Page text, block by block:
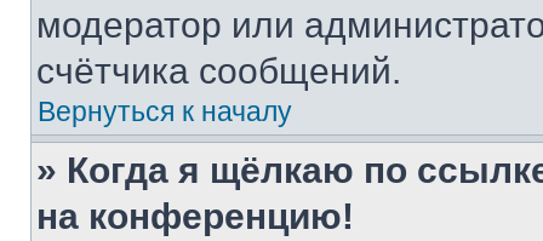
модератор или
счётчика сообщений.
Вернуться к началу
» Когда я щёлкаю по
на конференцию!